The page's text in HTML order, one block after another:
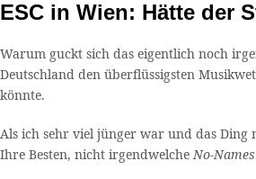
ESC in Wien: Hätte der
Warum guckt sich das eigentlich noch
Deutschland den überflüssigsten
könnte.
Als ich sehr viel jünger war und das Ding
Ihre Besten, nicht irgendwelcheNo-Names